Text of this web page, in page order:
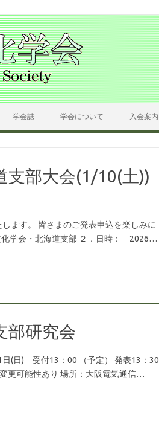
学会誌 学会について 入会案内
支部大会(1/10(土))
ます。 皆さまのご発表申込を楽しみに
化学会・北海道支部 ２．日時： 2026…
部研究会
(日) 受付13：00 （予定） 発表13：30
更可能性あり 場所：大阪電気通信…